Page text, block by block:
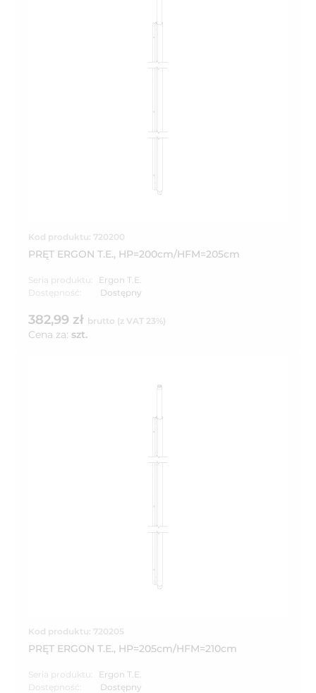
Kod produktu: 720200
PRĘT ERGON T.E., HP=200cm/HFM=205cm
Seria produktu:
Ergon T.E.
Dostępność:
Dostępny
382,99 zł brutto (z VAT 23%)
Cena za: szt.
Kod produktu: 720205
PRĘT ERGON T.E., HP=205cm/HFM=210cm
Seria produktu:
Ergon T.E.
Dostępność:
Dostępny